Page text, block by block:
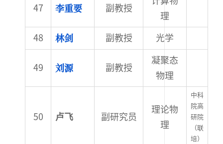
李重要 副教授
理
林剑 副教授 光学
刘源 副教授
凝聚态
物理
卢飞 副研究员
理论物
理
中科
院高
研院
（联
培）